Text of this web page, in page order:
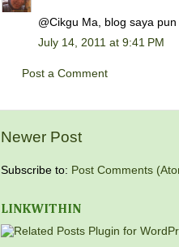
@Cikgu Ma, blog saya
July 14, 2011 at 9:41 PM
Post a Comment
Newer Post
Subscribe to: Post Comments
LINKWITHIN